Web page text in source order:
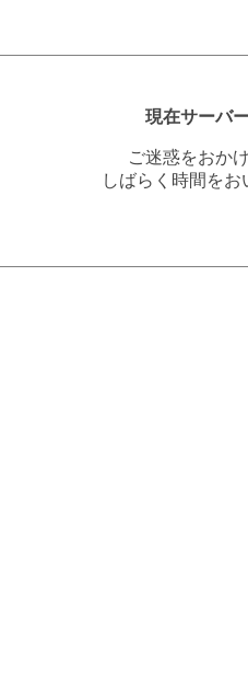
現在サーバ
ご迷惑をおか
しばらく時間を